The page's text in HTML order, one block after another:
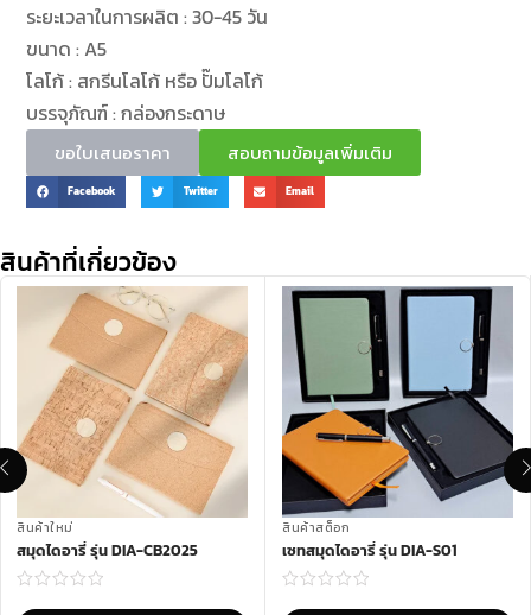
ระยะเวลาในการผลิต : 30-45 วัน
ขนาด : A5
โลโก้ : สกรีนโลโก้ หรือ ปั๊มโลโก้
บรรจุภัณฑ์ : กล่องกระดาษ
ขอใบเสนอราคา สอบถามข้อมูลเพิ่มเติม
Facebook Twitter Email
สินค้าที่เกี่ยวข้อง
สินค้าใหม่
สมุดไดอารี่ รุ่น DIA-CB2025
สินค้าสต็อก
เซทสมุดไดอารี่ รุ่น DIA-S01